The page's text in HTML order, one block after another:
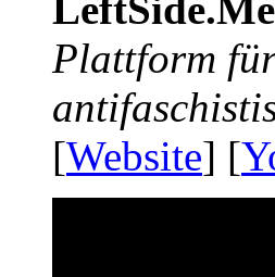
Plattform
[Website] [